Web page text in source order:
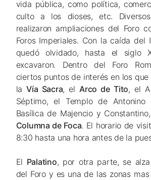
vida pública, como política,
culto a los dioses, etc. Diversos
realizaron ampliaciones del Foro
Foros Imperiales. Con la caída del
quedó olvidado, hasta el siglo
excavaron. Dentro del Foro
ciertos puntos de interés en los
laVía Sacra, el Arco de Tito, el
Séptimo, el Templo de Antonino
Basílica de Majencio y
Columna de Foca. El horario de
8:30 hasta una hora antes de la
El Palatino, por otra parte, se
del Foro y es una de las zonas